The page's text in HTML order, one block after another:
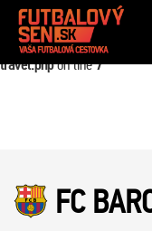
Warning: Attempt to read
/sites/
travel.phpon line7
FC